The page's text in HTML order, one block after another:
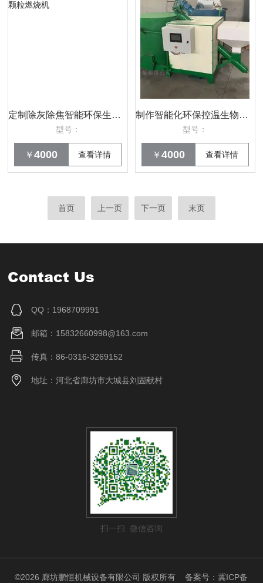
定制除灰除焦智能环保生物质颗粒燃烧机
型号：
￥4000 查看详情
制作智能化环保控温生物质颗粒燃烧机
型号：
￥4000 查看详情
首页 上一页 下一页 末页
Contact Us
QQ：1968709991
邮箱：15832660998@163.com
传真：86-0316-3269152
地址：河北省廊坊市大城县刘固献村
扫一扫 微信咨询
©2026 廊坊鹏恒机械设备有限公司 版权所有备案号：冀ICP备